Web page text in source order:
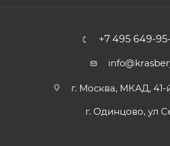
+7 495 649-
г. Москва, МКАД,
г. Одинцово, ул